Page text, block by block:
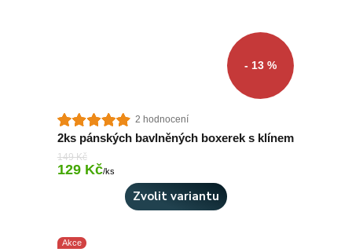
- 13 %
2 hodnocení
2ks pánských bavlněných boxerek s klínem
149 Kč
129 Kč/ks
Zvolit variantu
Akce